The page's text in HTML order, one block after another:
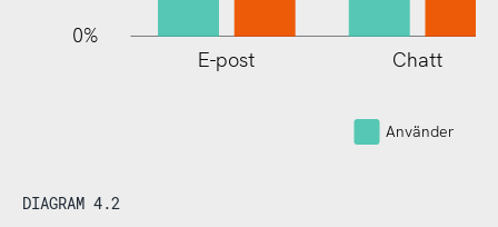
0%
E-post Chatt
Använder
DIAGRAM 4.2